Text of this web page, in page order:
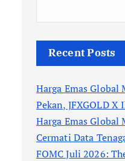
Recent Posts
Harga Emas
Pekan, JFXGOLD
Harga Emas Global
Cermati Data
FOMC Juli 2026: